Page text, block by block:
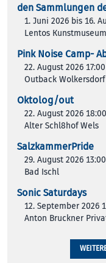
den Samm­lun­gen
1. Juni 2026 bis 16.
Lentos
Pink Noise Camp-
22. August 2026 17:00
Outback Wolkersdorf
Oktolog/out
22. August 2026 18:00
Alter Schl8hof Wels
SalzkammerPride
29. August 2026 13:00
Bad Ischl
Sonic Saturdays
12. September 2026
Anton Bruckner